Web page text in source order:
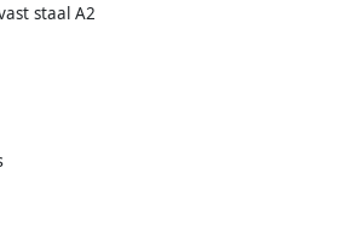
staal A2